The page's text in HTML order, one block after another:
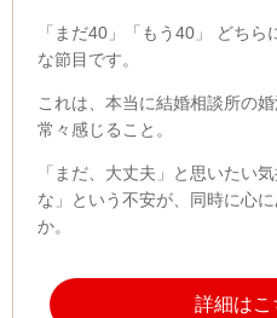
「まだ40」「もう40」 どち
な節目です。
これは、本当に結婚相談所の
常々感じること。
「まだ、大丈夫」と思いたい
な」という不安が、同時に心
か。
詳細はこ